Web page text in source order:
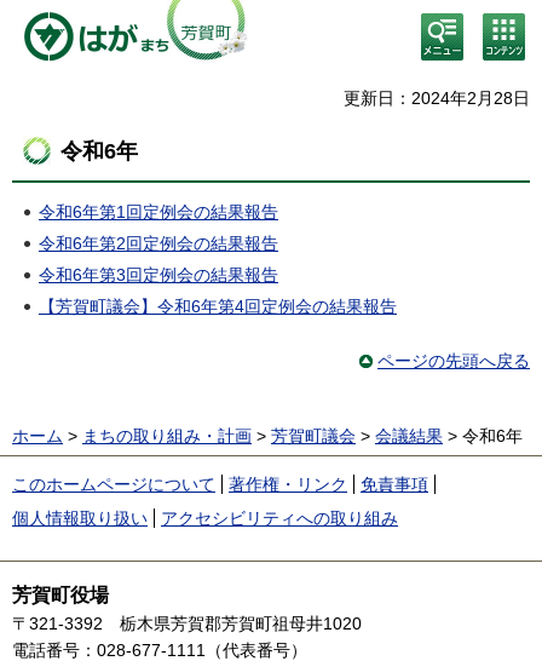
検
索・
メニ
コン
テン
ニュ
更新日：2024年2月28日
令和6年
令和6年第1回定例会の結果報告
令和6年第2回定例会の結果報告
令和6年第3回定例会の結果報告
【芳賀町議会】令和6年第4回定例会の結果報告
ページの先頭へ戻る
ホーム > まちの取り組み・計画 > 芳賀町議会 > 会議結果 > 令和6年
このホームページについて 著作権・リンク
免責事項
個人情報取り扱い
アクセシビリティへの取り組み
芳賀町役場
〒321-3392
栃木県芳賀郡芳賀町祖母井1020
電話番号：028-677-1111（代表番号）